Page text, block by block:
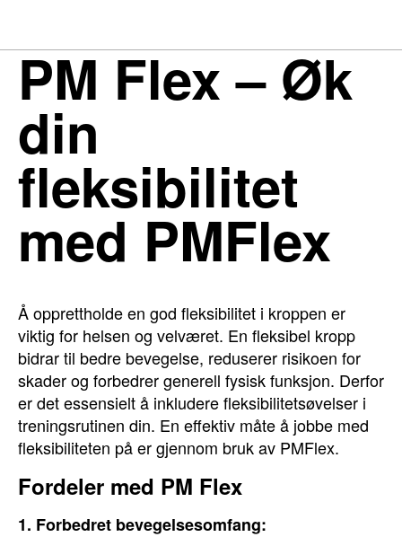
PM Flex – Øk
din
fleksibilitet
med PMFlex
Å opprettholde en god fleksibilitet i kroppen er
viktig for helsen og velværet. En fleksibel kropp
bidrar til bedre bevegelse, reduserer risikoen for
skader og forbedrer generell fysisk funksjon. Derfor
er det essensielt å inkludere fleksibilitetsøvelser i
treningsrutinen din. En effektiv måte å jobbe med
fleksibiliteten på er gjennom bruk av PMFlex.
Fordeler med PM Flex
1. Forbedret bevegelsesomfang: